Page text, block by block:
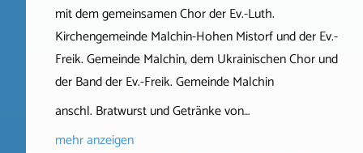
mit dem gemeinsamen Chor der Ev.-Luth.
Kirchengemeinde Malchin-Hohen Mistorf und der Ev.-
Freik. Gemeinde Malchin, dem Ukrainischen Chor und
der Band der Ev.-Freik. Gemeinde Malchin
anschl. Bratwurst und Getränke von…
mehr anzeigen